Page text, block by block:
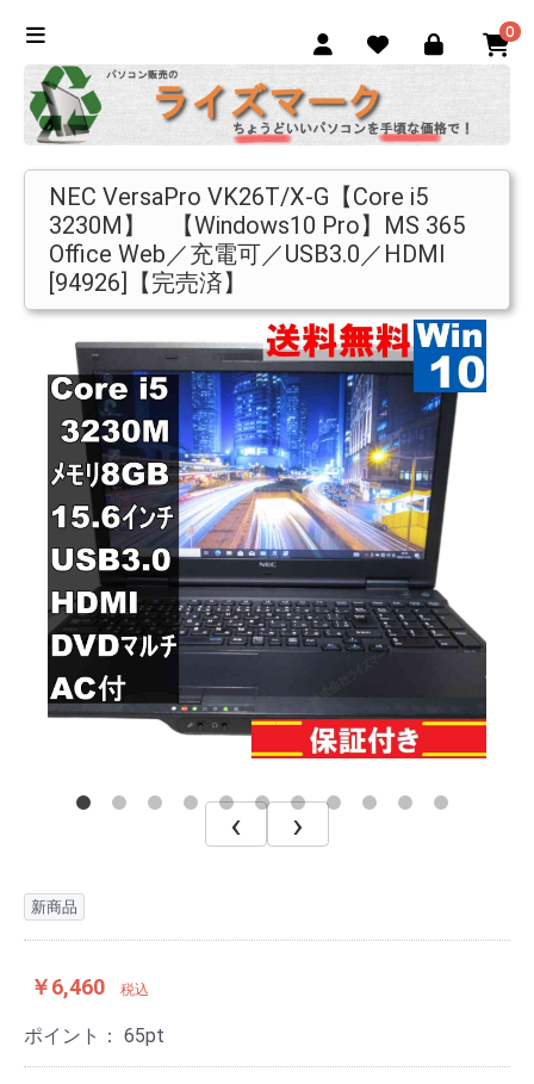
0
NEC VersaPro VK26T/X-G【Core i5
3230M】 【Windows10 Pro】MS 365
Office Web／充電可／USB3.0／HDMI
[94926]【完売済】
‹ ›
新商品
￥6,460 税込
ポイント： 65pt